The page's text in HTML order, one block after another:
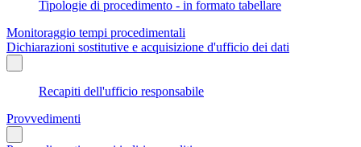
Tipologie di procedimento - in formato tabellare
Monitoraggio tempi procedimentali
Dichiarazioni sostitutive e acquisizione d'ufficio dei dati
Recapiti dell'ufficio responsabile
Provvedimenti